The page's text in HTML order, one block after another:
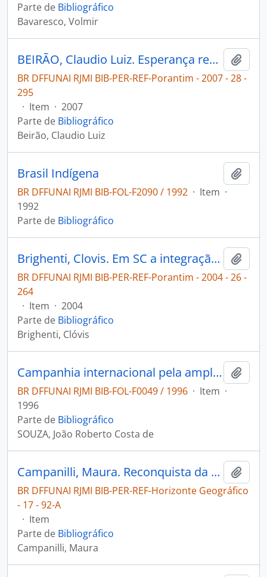
Parte de Bibliográfico
Bavaresco, Volmir
BEIRÃO, Claudio Luiz. Esperança renovada: Ministério da Justiça publica sete portarias declaratórias [Porantim]
BR DFFUNAI RJMI BIB-PER-REF-Porantim - 2007 - 28 -
295
· Item · 2007
Parte de Bibliográfico
Beirão, Claudio Luiz
Brasil Indígena
BR DFFUNAI RJMI BIB-FOL-F2090 / 1992 · Item ·
1992
Parte de Bibliográfico
Brighenti, Clovis. Em SC a integração volta a ser debatida [Porantim]
BR DFFUNAI RJMI BIB-PER-REF-Porantim - 2004 - 26 -
264
· Item · 2004
Parte de Bibliográfico
Brighenti, Clóvis
Campanhia internacional pela ampliação e demarcação das terras indígenas Tupinikins e Guaraní
BR DFFUNAI RJMI BIB-FOL-F0049 / 1996 · Item ·
1996
Parte de Bibliográfico
SOUZA, João Roberto Costa de
Campanilli, Maura. Reconquista da terra [Horizonte Geográfico]
BR DFFUNAI RJMI BIB-PER-REF-Horizonte Geográfico
- 17 - 92-A
· Item
Parte de Bibliográfico
Campanilli, Maura